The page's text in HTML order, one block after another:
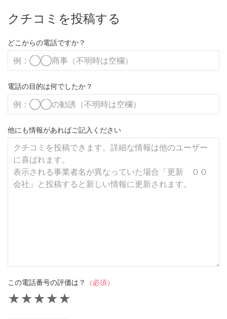
クチコミを投稿する
どこからの電話ですか？
電話の目的は何でしたか？
他にも情報があればご記入ください
この電話番号の評価は？ （必須）
★
★
★
★
★